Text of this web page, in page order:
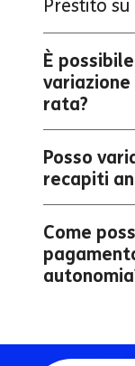
Prestito su
È
rata?
Posso
recapiti
Come